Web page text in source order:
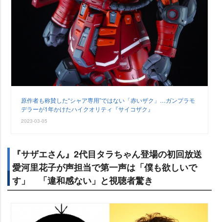
原作者も称賛した“シャア専用”ではない「赤いザク」…ガンプラモ
デラーが1年かけたハイクオリティ『サイコザク』
2023-03-05
『サザエさん』2代目タラちゃん登場の初回放送
愛河里花子が声担当で第一声は「僕も欲しいで
す」 「違和感ない」と視聴者驚き